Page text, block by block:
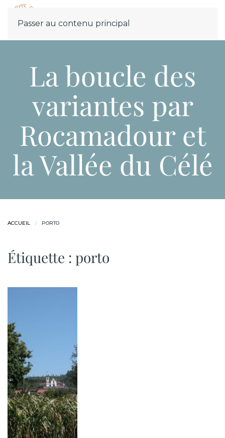
Passer au contenu principal
La boucle des
variantes par
Rocamadour et
la Vallée du Célé
ACCUEIL PORTO
Étiquette : porto